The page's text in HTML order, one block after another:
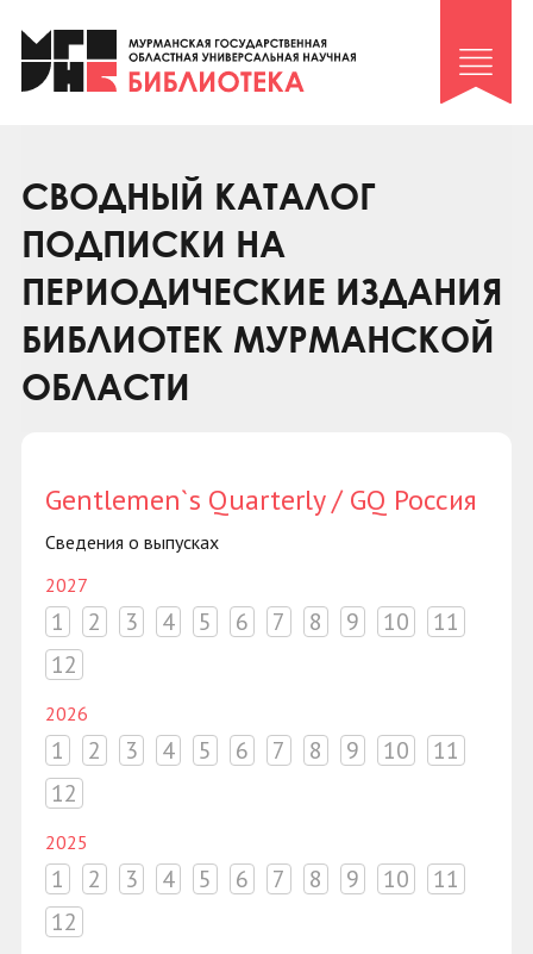
Клуб «Гиря и сельдерей»
Клуб «Семейный архив»
Коллегам
Контакты
СВОДНЫЙ КАТАЛОГ
ПОДПИСКИ НА
ПЕРИОДИЧЕСКИЕ ИЗДАНИЯ
БИБЛИОТЕК МУРМАНСКОЙ
ОБЛАСТИ
Gentlemen`s Quarterly / GQ Россия
Сведения о выпусках
2027
1 2 3 4 5 6 7 8 9 10
11
12
2026
1 2 3 4 5 6 7 8 9 10
11
12
2025
1 2 3 4 5 6 7 8 9 10
11
12